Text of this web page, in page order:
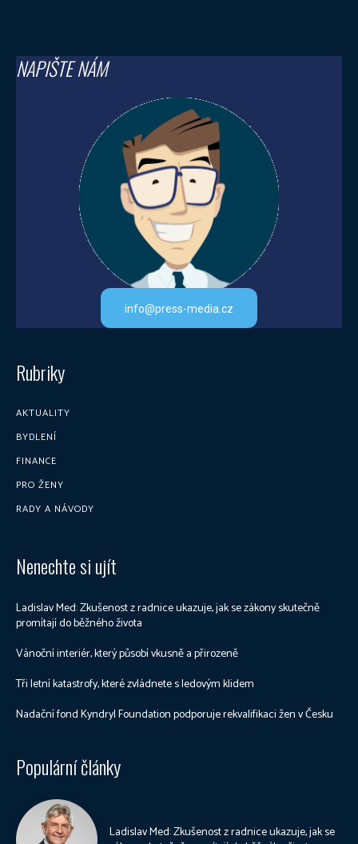
NAPIŠTE NÁM
info@press-media.cz
Rubriky
AKTUALITY
BYDLENÍ
FINANCE
PRO ŽENY
RADY A NÁVODY
Nenechte si ujít
Ladislav Med: Zkušenost z radnice ukazuje, jak se zákony skutečně
promítají do běžného života
Vánoční interiér, který působí vkusně a přirozeně
Tři letní katastrofy, které zvládnete s ledovým klidem
Nadační fond Kyndryl Foundation podporuje rekvalifikaci žen v Česku
Populární články
Ladislav Med: Zkušenost z radnice ukazuje, jak se